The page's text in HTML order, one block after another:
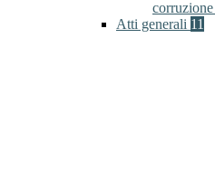
Atti generali 11